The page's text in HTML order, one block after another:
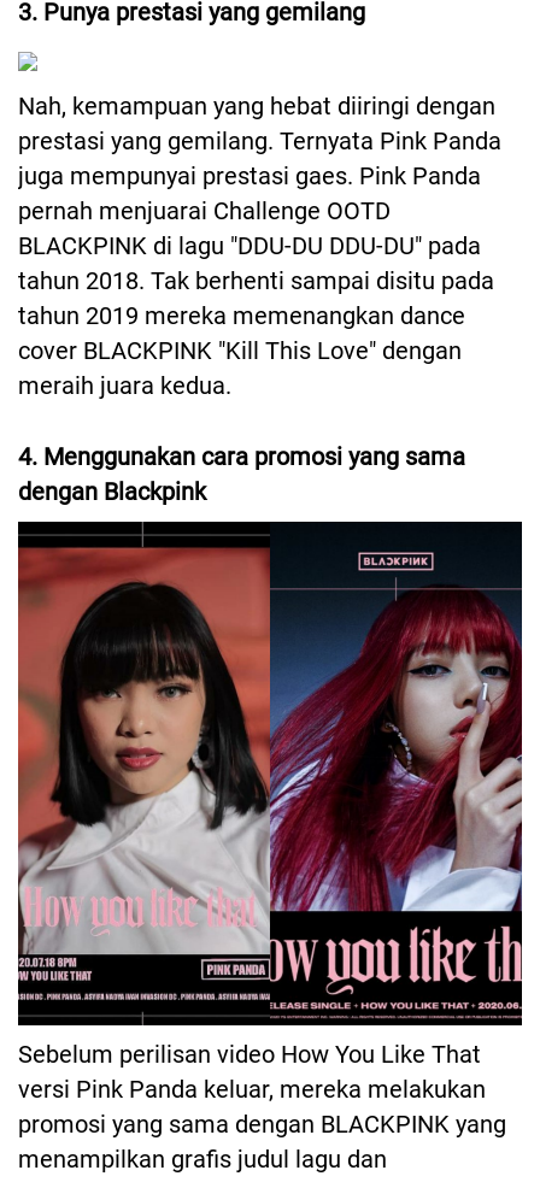
3. Punya prestasi yang gemilang
Nah, kemampuan yang hebat diiringi dengan
prestasi yang gemilang. Ternyata Pink Panda
juga mempunyai prestasi gaes. Pink Panda
pernah menjuarai Challenge OOTD
BLACKPINK di lagu "DDU-DU DDU-DU" pada
tahun 2018. Tak berhenti sampai disitu pada
tahun 2019 mereka memenangkan dance
cover BLACKPINK "Kill This Love" dengan
meraih juara kedua.
4. Menggunakan cara promosi yang sama
dengan Blackpink
Sebelum perilisan video How You Like That
versi Pink Panda keluar, mereka melakukan
promosi yang sama dengan BLACKPINK yang
menampilkan grafis judul lagu dan